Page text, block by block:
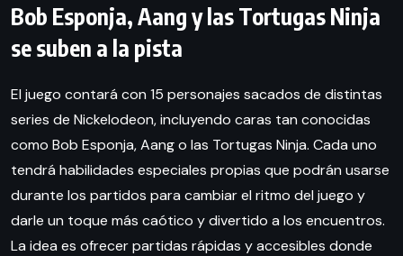
Bob Esponja, Aang y las Tortugas Ninja
se suben a la pista
El juego contará con 15 personajes sacados de distintas
series de Nickelodeon, incluyendo caras tan conocidas
como Bob Esponja, Aang o las Tortugas Ninja. Cada uno
tendrá habilidades especiales propias que podrán usarse
durante los partidos para cambiar el ritmo del juego y
darle un toque más caótico y divertido a los encuentros.
La idea es ofrecer partidas rápidas y accesibles donde